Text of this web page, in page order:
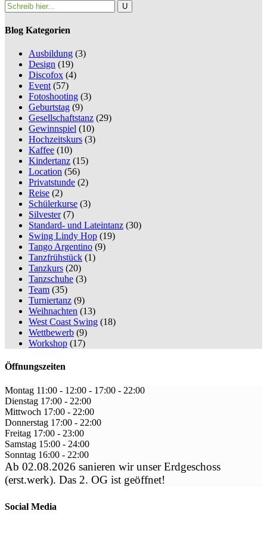
Blog Kategorien
Ausbildung (3)
Design (19)
Discofox (4)
Event (57)
Fotoshooting (3)
Geburtstag (9)
Gesellschaftstanz (29)
Gewinnspiel (10)
Hochzeitskurs (3)
Kaffee (10)
Kindertanz (15)
Location (56)
Privatstunde (2)
Reise (2)
Schülerkurse (3)
Silvester(7)
Standard- und Lateintanz (30)
Swing Lindy Hop (19)
Tango Argentino (9)
Tanzfrühstück (1)
Tanzkurs (20)
Tanzschuhe (3)
Team (35)
Turniertanz (9)
Weihnachten (13)
West Coast Swing (18)
Wettbewerb (9)
Workshop (17)
Öffnungszeiten
Montag 11:00 - 12:00 - 17:00 - 22:00
Dienstag 17:00 - 22:00
Mittwoch 17:00 - 22:00
Donnerstag 17:00 - 22:00
Freitag 17:00 - 23:00
Samstag 15:00 - 24:00
Sonntag 16:00 - 22:00
Ab 02.08.2026 sanieren wir unser Erdgeschoss
(erst.werk). Das 2. OG ist geöffnet!
Social Media